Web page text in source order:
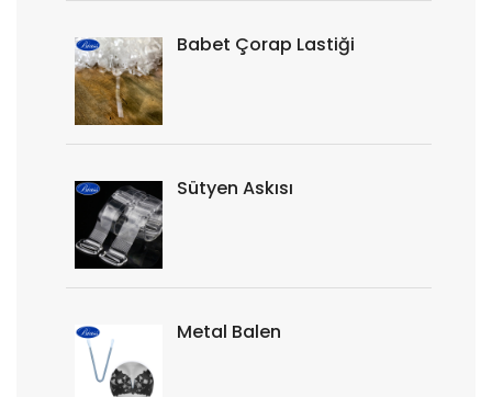
Babet Çorap Lastiği
Sütyen Askısı
Metal Balen